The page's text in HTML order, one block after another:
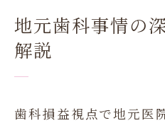
地元歯科事情の
解説
歯科損益視点で地元医